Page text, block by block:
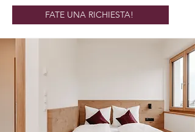
FATE UNA RICHIESTA!